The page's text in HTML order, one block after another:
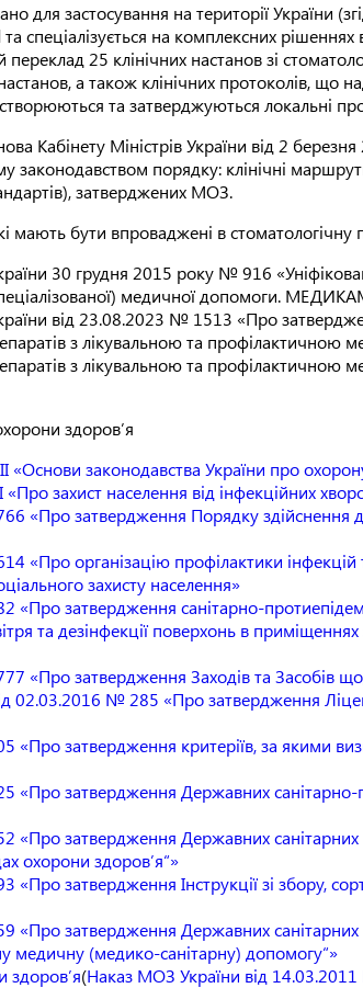
для застосування на території
спеціалізується на комплексних
переклад 25 клінічних настанов зі
настанов, а також клінічних протоколів,
та затверджуються локальні
Кабінету Міністрів України від 2
порядку: клінічні
затверджених МОЗ.
мають бути впроваджені в стоматологічну
30 грудня 2015 року № 916
медичної допомоги.
від 23.08.2023 № 1513 «Про
з лікувальною та
з лікувальною та профілактичною
здоров’я​
законодавства України про
захист населення від інфекційних
«Про затвердження Порядку здійснення
«Про організацію профілактики
захисту населення»
затвердження санітарно-
та дезінфекції поверхонь в
«Про затвердження Заходів та Засобів
02.03.2016 № 285 «Про затвердження
затвердження критеріїв, за якими
«Про затвердження Державних
затвердження Державних санітарних
охорони здоров’я“»
затвердження Інструкції зі збору,
затвердження Державних санітарних
медичну (медико-санітарну) допомогу“»
здоров’я(Наказ МОЗ України від